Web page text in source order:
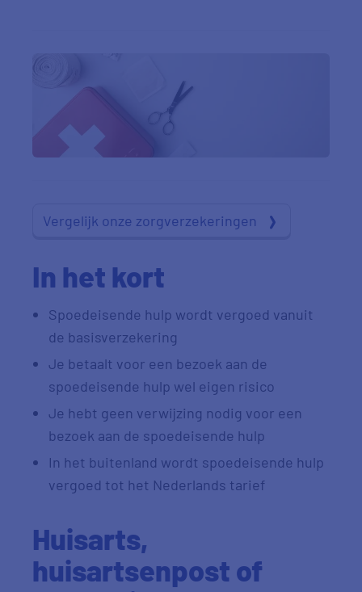
Vergelijk onze zorgverzekeringen
In het kort
Spoedeisende hulp wordt vergoed vanuit
de basisverzekering
Je betaalt voor een bezoek aan de
spoedeisende hulp wel eigen risico
Je hebt geen verwijzing nodig voor een
bezoek aan de spoedeisende hulp
In het buitenland wordt spoedeisende hulp
vergoed tot het Nederlands tarief
Huisarts,
huisartsenpost of